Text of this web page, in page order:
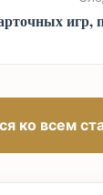
игр,
ко всем